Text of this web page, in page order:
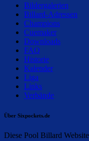
Bildergalerien
Billard-Adressen
Champions
Cuemaker
Downloads
FAQ
Historie
Kalender
Liga
Links
Verbände
Über Sixpockets.de
Diese Pool Billard